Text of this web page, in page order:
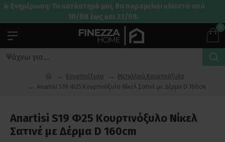
☀️ Ενημέρωση: Το κατάστημά μας θα παραμείνει κλειστό από
10/08 έως και 23/08.
0
Κουρτινόξυλα
Μεταλλικά Κουρτινόξυλα
Anartisi S19 Φ25 Κουρτινόξυλο Νίκελ Σατινέ με Δέρμα D 160cm
Anartisi S19 Φ25 Κουρτινόξυλο Νίκελ
Σατινέ με Δέρμα D 160cm